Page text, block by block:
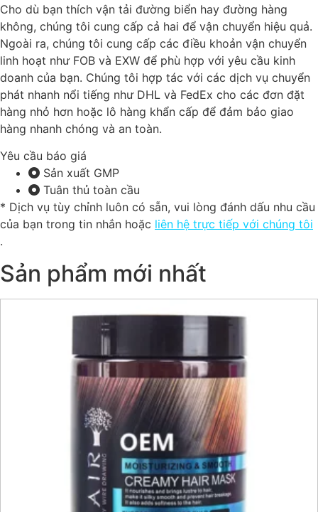
Cho dù bạn thích vận tải đường biển hay đường hàng
không, chúng tôi cung cấp cả hai để vận chuyển hiệu quả.
Ngoài ra, chúng tôi cung cấp các điều khoản vận chuyển
linh hoạt như FOB và EXW để phù hợp với yêu cầu kinh
doanh của bạn. Chúng tôi hợp tác với các dịch vụ chuyển
phát nhanh nổi tiếng như DHL và FedEx cho các đơn đặt
hàng nhỏ hơn hoặc lô hàng khẩn cấp để đảm bảo giao
hàng nhanh chóng và an toàn.
Yêu cầu báo giá
Sản xuất GMP
Tuân thủ toàn cầu
* Dịch vụ tùy chỉnh luôn có sẵn, vui lòng đánh dấu nhu cầu
của bạn trong tin nhắn hoặc liên hệ trực tiếp với chúng tôi
.
Sản phẩm mới nhất